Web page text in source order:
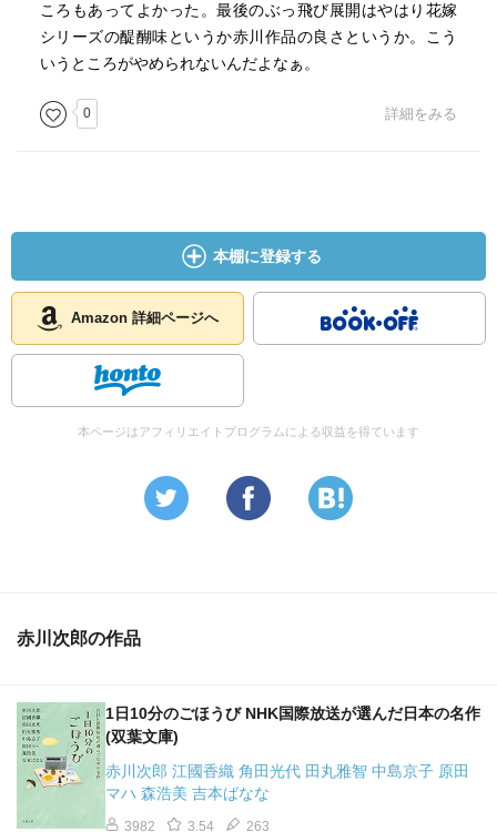
ころもあってよかった。最後のぶっ飛び展開はやはり花嫁
シリーズの醍醐味というか赤川作品の良さというか。こう
いうところがやめられないんだよなぁ。
0 詳細をみる
本棚に登録する
Amazon 詳細ページへ
本ページはアフィリエイトプログラムによる収益を得ています
赤川次郎の作品
1日10分のごほうび NHK国際放送が選んだ日本の名作
(双葉文庫)
赤川次郎 江國香織 角田光代 田丸雅智 中島京子 原田
マハ 森浩美 吉本ばなな
3982 3.54 263